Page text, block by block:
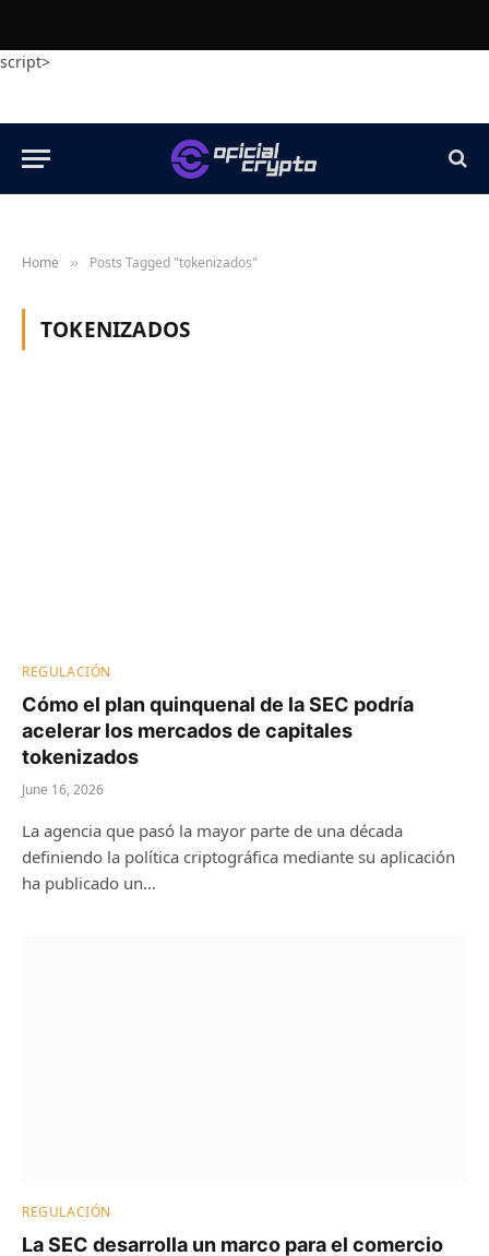
script>
Home » Posts Tagged "tokenizados"
TOKENIZADOS
REGULACIÓN
Cómo el plan quinquenal de la SEC podría
acelerar los mercados de capitales
tokenizados
June 16, 2026
La agencia que pasó la mayor parte de una década
definiendo la política criptográfica mediante su aplicación
ha publicado un…
REGULACIÓN
La SEC desarrolla un marco para el comercio